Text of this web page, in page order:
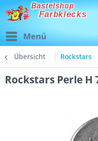
Bastelshop
Farbklecks
Menü
Übersicht Rockstars
Rockstars Perle H